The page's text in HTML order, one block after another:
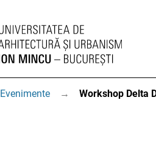
Evenimente → Workshop Delta